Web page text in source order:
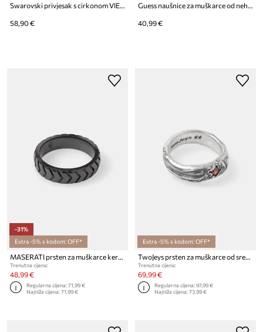
Swarovski privjesak s cirkonom VIENNA
58,90 €
Guess naušnice za muškarce od nehrđajućeg čelika
40,99 €
-31%
Extra -5% s kodom: OFF*
MASERATI prsten za muškarce keramički
Trenutna cijena:
48,99 €
Regularna cijena:71,99 €
Najniža cijena:71,99 €
Extra -5% s kodom: OFF*
TwoJeys prsten za muškarce od srebra s cirkonom
Trenutna cijena:
69,99 €
Regularna cijena:97,99 €
Najniža cijena:73,99 €